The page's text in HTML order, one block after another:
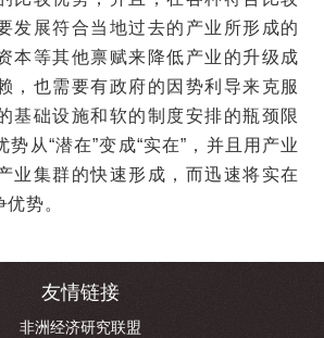
发展符合当地过去的产业所形成的
本等其他禀赋来降低产业的升级成
，也需要有政府的因势利导来克服
基础设施和软的制度安排的瓶颈限
从“潜在”变成“实在”，并且用产业
业集群的快速形成，而迅速将实在
势。
友情链接
非洲经济研究联盟